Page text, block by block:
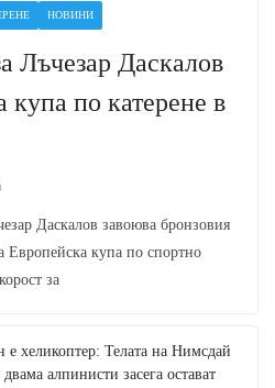
НОВИНИ
Лъчезар Даскалов
купа по катерене в
Даскалов завоюва бронзовия
купа по спортно
за
е хеликоптер: Телата на Нимсдай
алпинисти засега остават